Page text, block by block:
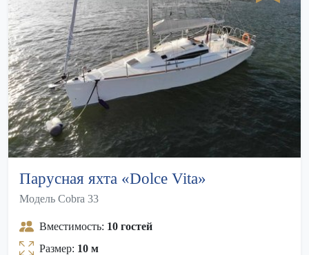
Парусная яхта «Dolce Vita»
Модель Cobra 33
Вместимость: 10 гостей
Размер: 10 м